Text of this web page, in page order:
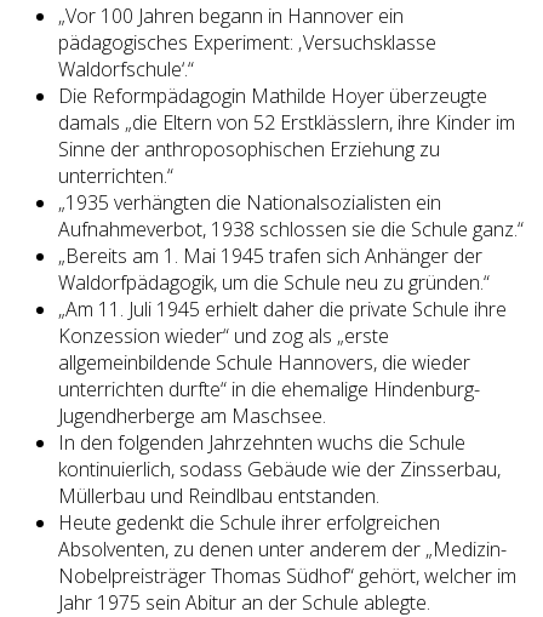
„Vor 100 Jahren begann in Hannover ein
pädagogisches Experiment: ‚Versuchsklasse
Waldorfschule‘.“
Die Reformpädagogin Mathilde Hoyer überzeugte
damals „die Eltern von 52 Erstklässlern, ihre Kinder im
Sinne der anthroposophischen Erziehung zu
unterrichten.“
„1935 verhängten die Nationalsozialisten ein
Aufnahmeverbot, 1938 schlossen sie die Schule ganz.“
„Bereits am 1. Mai 1945 trafen sich Anhänger der
Waldorfpädagogik, um die Schule neu zu gründen.“
„Am 11. Juli 1945 erhielt daher die private Schule ihre
Konzession wieder“ und zog als „erste
allgemeinbildende Schule Hannovers, die wieder
unterrichten durfte“ in die ehemalige Hindenburg-
Jugendherberge am Maschsee.
In den folgenden Jahrzehnten wuchs die Schule
kontinuierlich, sodass Gebäude wie der Zinsserbau,
Müllerbau und Reindlbau entstanden.
Heute gedenkt die Schule ihrer erfolgreichen
Absolventen, zu denen unter anderem der „Medizin-
Nobelpreisträger Thomas Südhof“ gehört, welcher im
Jahr 1975 sein Abitur an der Schule ablegte.